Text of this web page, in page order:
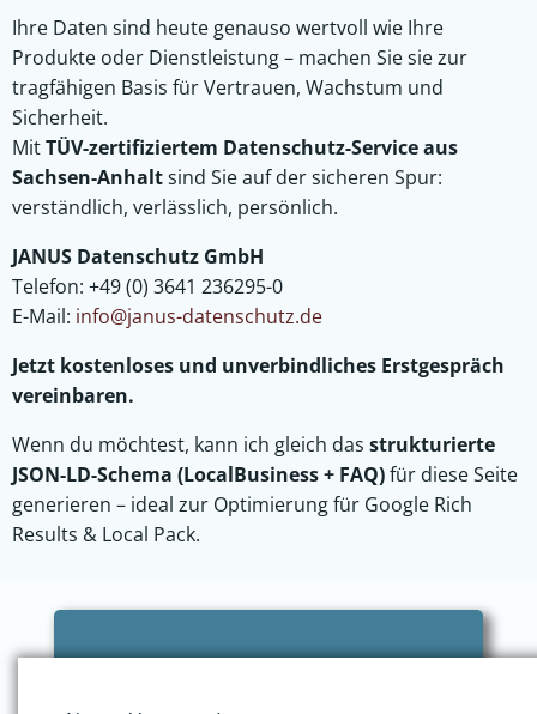
Ihre Daten sind heute genauso wertvoll wie Ihre
Produkte oder Dienstleistung – machen Sie sie zur
tragfähigen Basis für Vertrauen, Wachstum und
Sicherheit.
MitTÜV-zertifiziertem Datenschutz-Service aus
Sachsen-Anhaltsind Sie auf der sicheren Spur:
verständlich, verlässlich, persönlich.
JANUS Datenschutz GmbH
Telefon: +49 (0) 3641 236295-0
E-Mail: info@janus-datenschutz.de
Jetzt kostenloses und unverbindliches Erstgespräch
vereinbaren.
Wenn du möchtest, kann ich gleich das strukturierte
JSON-LD-Schema (LocalBusiness + FAQ)für diese Seite
generieren – ideal zur Optimierung für Google Rich
Results & Local Pack.